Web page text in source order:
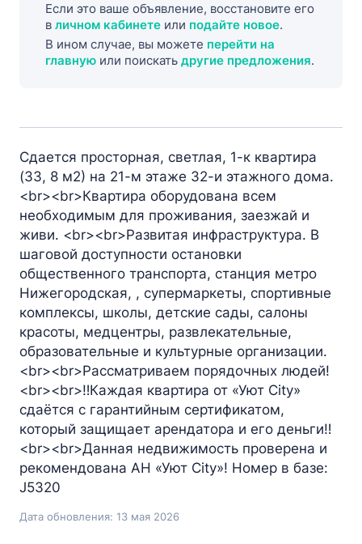
Если это ваше объявление, восстановите его
в личном кабинете или подайте новое.
В ином случае, вы можете перейти на
главную или поискать другие предложения.
Сдается просторная, светлая, 1-к квартира
(33, 8 м2) на 21-м этаже 32-и этажного дома.
<br><br>Квартира оборудована всем
необходимым для проживания, заезжай и
живи. <br><br>Развитая инфраструктура. В
шаговой доступности остановки
общественного транспорта, станция метро
Нижегородская, , супермаркеты, спортивные
комплексы, школы, детские сады, салоны
красоты, медцентры, развлекательные,
образовательные и культурные организации.
<br><br>Рассматриваем порядочных людей!
<br><br>‼️Каждая квартира от «Уют City»
сдаётся с гарантийным сертификатом,
который защищает арендатора и его деньги‼️
<br><br>Данная недвижимость проверена и
рекомендована АН «Уют City»! Номер в базе:
J5320
Дата обновления: 13 мая 2026